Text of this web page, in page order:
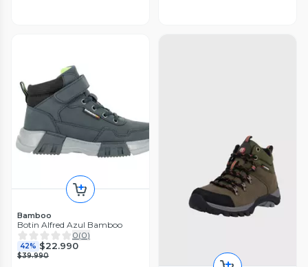
Bamboo
Botin Alfred Azul Bamboo
0(0)
42% $22.990
$39.990